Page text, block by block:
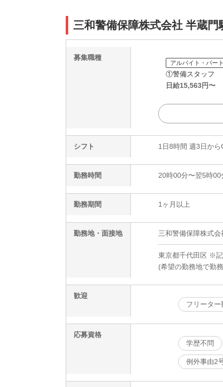
三和警備保障株式会社 半蔵
募集職種
アルバイト・パー
①警備スタッフ
日給15,563円〜
シフト 1日8時間 週3日から
勤務時間 20時00分〜翌5時00
勤務期間 1ヶ月以上
勤務地・面接地 三和警備保障株式
東京都千代田区 ※
(希望の勤務地で勤
歓迎
フリーター
応募資格
学歴不問
例外事由2